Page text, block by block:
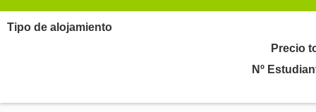
Tipo de alojamiento
Precio
Nº